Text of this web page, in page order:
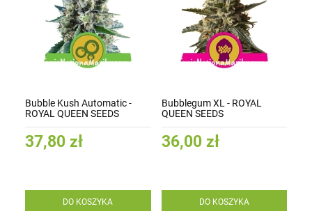
Bubble Kush Automatic -
ROYAL QUEEN SEEDS
37,80 zł
DO KOSZYKA
Bubblegum XL - ROYAL
QUEEN SEEDS
36,00 zł
DO KOSZYKA